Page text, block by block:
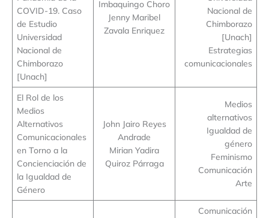
COVID-19. Caso
de Estudio
Universidad
Nacional de
Chimborazo
[Unach]
Imbaquingo Choro
Jenny Maribel
Zavala Enriquez
Nacional de
Chimborazo
[Unach]
Estrategias
comunicacionales
El Rol de los
Medios
Alternativos
Comunicacionales
en Torno a la
Concienciación de
la Igualdad de
Género
John Jairo Reyes
Andrade
Mirian Yadira
Quiroz Párraga
Medios
alternativos
Igualdad de
género
Feminismo
Comunicación
Arte
Comunicación